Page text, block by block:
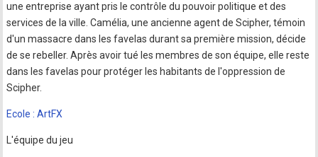
une entreprise ayant pris le contrôle du pouvoir politique et des
services de la ville. Camélia, une ancienne agent de Scipher, témoin
d'un massacre dans les favelas durant sa première mission, décide
de se rebeller. Après avoir tué les membres de son équipe, elle reste
dans les favelas pour protéger les habitants de l'oppression de
Scipher.
Ecole : ArtFX
L'équipe du jeu